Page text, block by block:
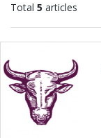
Total 5 articles